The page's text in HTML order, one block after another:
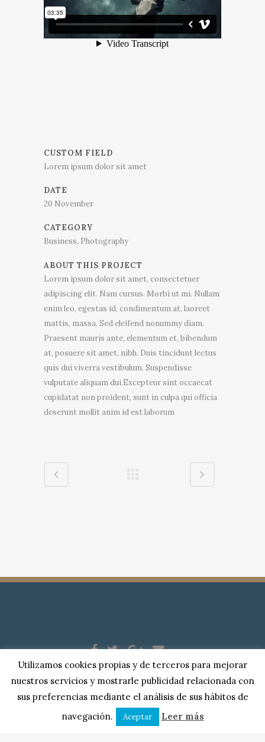
CUSTOM FIELD
Lorem ipsum dolor sit amet
DATE
20 November
CATEGORY
Business, Photography
ABOUT THIS PROJECT
Lorem ipsum dolor sit amet, consectetuer
adipiscing elit. Nam cursus. Morbi ut mi. Nullam
enim leo, egestas id, condimentum at, laoreet
mattis, massa. Sed eleifend nonummy diam.
Praesent mauris ante, elementum et, bibendum
at, posuere sit amet, nibh. Duis tincidunt lectus
quis dui viverra vestibulum. Suspendisse
vulputate aliquam dui.Excepteur sint occaecat
cupidatat non proident, sunt in culpa qui officia
deserunt mollit anim id est laborum
Copyright © 2018 |Serplase Asesores| Todos los derechos
reservados. |Aviso Legal|Política de Privacidad|Cookies
Puerta Berrozana, 10, bajo| 10600 Plasencia, Cáceres.
Utilizamos cookies propias y de terceros para mejorar
nuestros servicios y mostrarle publicidad relacionada con
sus preferencias mediante el análisis de sus hábitos de
navegación.
Aceptar Leer más